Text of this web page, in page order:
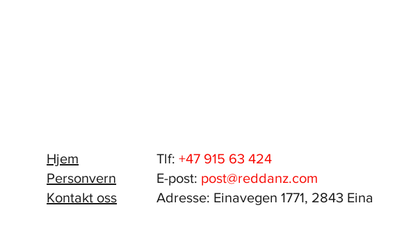
Hjem
Personvern
Kontakt oss
Tlf: +47 915 63 424
E-post: post@reddanz.com
Adresse: Einavegen 1771, 2843 Eina